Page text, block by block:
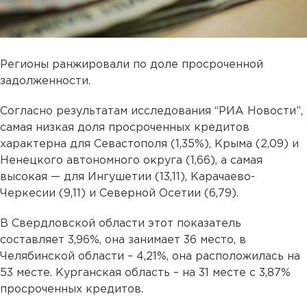
Регионы ранжировали по доле просроченной
задолженности.
Согласно результатам исследования “РИА Новости”,
cамая низкая доля просроченных кредитов
характерна для Севастополя (1,35%), Крыма (2,09) и
Ненецкого автономного округа (1,66), а самая
высокая — для Ингушетии (13,11), Карачаево-
Черкесии (9,11) и Северной Осетии (6,79).
В Свердловской области этот показатель
составляет 3,96%, она занимает 36 место, в
Челябинской области – 4,21%, она расположилась на
53 месте. Курганская область – на 31 месте с 3,87%
просроченных кредитов.